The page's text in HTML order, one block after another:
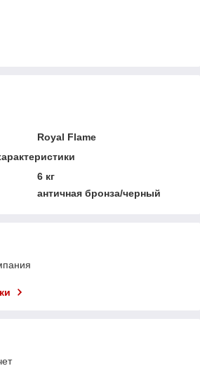
Royal Flame
6 кг
античная бронза/черный